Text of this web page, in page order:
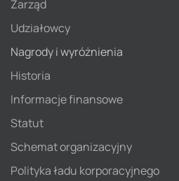
Zarząd
Udziałowcy
Nagrody i wyróżnienia
Historia
Informacje finansowe
Statut
Schemat organizacyjny
Polityka ładu korporacyjnego